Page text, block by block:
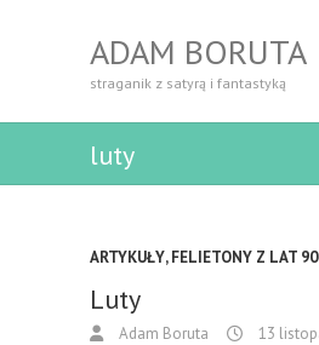
ADAM BORUTA
straganik z satyrą i fantastyką
luty
ARTYKUŁY,FELIETONY Z LAT
Luty
Adam Boruta 13